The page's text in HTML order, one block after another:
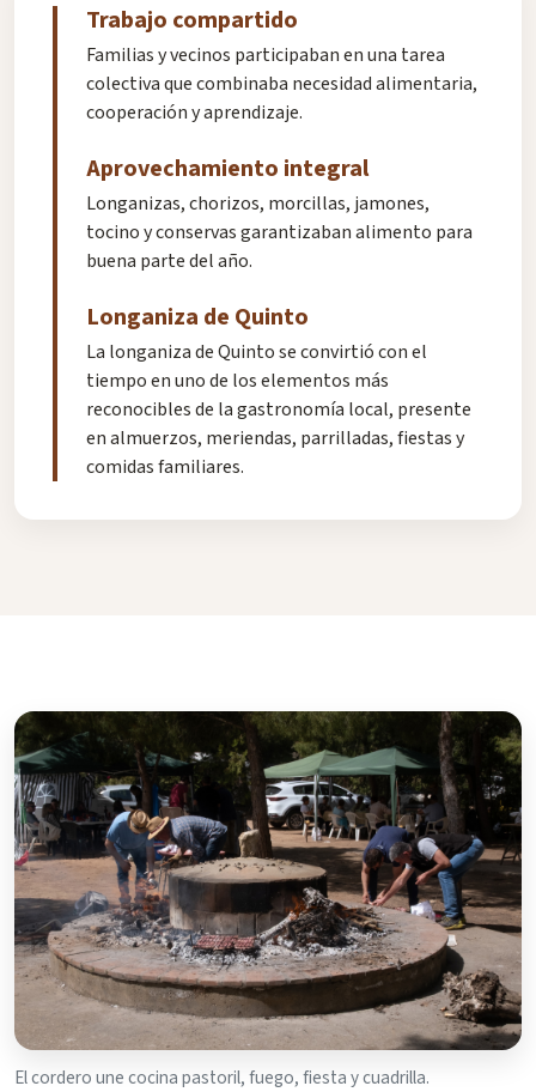
Trabajo compartido
Familias y vecinos participaban en una tarea
colectiva que combinaba necesidad alimentaria,
cooperación y aprendizaje.
Aprovechamiento integral
Longanizas, chorizos, morcillas, jamones,
tocino y conservas garantizaban alimento para
buena parte del año.
Longaniza de Quinto
La longaniza de Quinto se convirtió con el
tiempo en uno de los elementos más
reconocibles de la gastronomía local, presente
en almuerzos, meriendas, parrilladas, fiestas y
comidas familiares.
El cordero une cocina pastoril, fuego, fiesta y cuadrilla.